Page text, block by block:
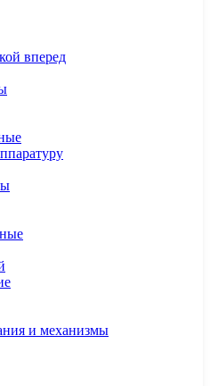
вперед
и механизмы